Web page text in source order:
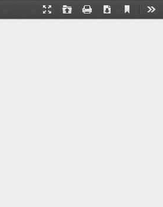
Presentation
Open Print Download
Current